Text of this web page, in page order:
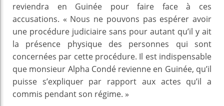
reviendra en Guinée pour faire face à ces
accusations. « Nous ne pouvons pas espérer avoir
une procédure judiciaire sans pour autant qu’il y ait
la présence physique des personnes qui sont
concernées par cette procédure. Il est indispensable
que monsieur Alpha Condé revienne en Guinée, qu’il
puisse s’expliquer par rapport aux actes qu’il a
commis pendant son régime. »